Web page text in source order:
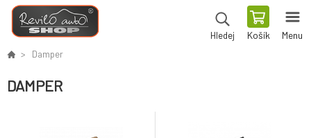
Hledej Košík Menu
Damper
DAMPER